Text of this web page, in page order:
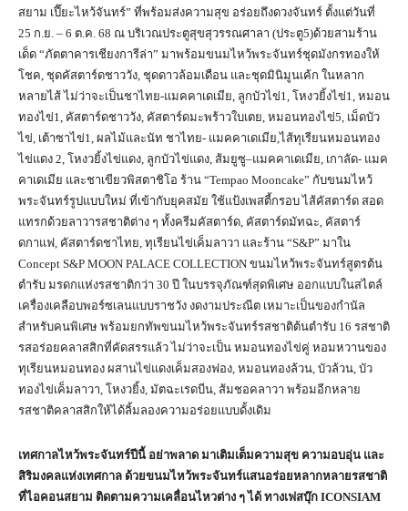
สยาม เปี๊ยะไหว้จันทร์” ที่พร้อมส่งความสุข อร่อยถึงดวงจันทร์ ตั้งแต่วันที่
25 ก.ย. – 6 ต.ค. 68 ณ บริเวณประตูสุขสุวรรณศาลา (ประตู5)ด้วยสามร้าน
เด็ด “ภัตตาคารเชียงการีล่า” มาพร้อมขนมไหว้พระจันทร์ชุดมังกรทองให้
โชค, ชุดคัสตาร์ดชาววัง, ชุดดาวล้อมเดือน และชุดมินิมูนเค้ก ในหลาก
หลายไส้ ไม่ว่าจะเป็นชาไทย-แมคคาเดเมีย, ลูกบัวไข่1, โหงวยิ้งไข่1, หมอน
ทองไข่1, คัสตาร์ดชาววัง, คัสตาร์ดมะพร้าวใบเตย, หมอนทองไข่5, เม็ดบัว
ไข่, เต้าซาไข่1, ผลไม้และนัท ชาไทย- แมคคาเดเมีย,ไส้ทุเรียนหมอนทอง
ไข่แดง 2, โหงวยิ้งไข่แดง, ลูกบัวไข่แดง, ส้มยูซู–แมคคาเดเมีย, เกาลัด- แมค
คาเดเมีย และชาเขียวพิสตาชิโอ ร้าน “Tempao Mooncake” กับขนมไหว้
พระจันทร์รูปแบบใหม่ ที่เข้ากับยุคสมัย ใช้แป้งเพสตี้กรอบ ไส้คัสตาร์ด สอด
แทรกด้วยลาวารสชาติต่าง ๆ ทั้งครีมคัสตาร์ด, คัสตาร์ดมัทฉะ, คัสตาร์
ดกาแฟ, คัสตาร์ดชาไทย, ทุเรียนไข่เค็มลาวา และร้าน “S&P” มาใน
Concept S&P MOON PALACE COLLECTION ขนมไหว้พระจันทร์สูตรต้น
ตำรับ มรดกแห่งรสชาติกว่า 30 ปี ในบรรจุภัณฑ์สุดพิเศษ ออกแบบในสไตล์
เครื่องเคลือบพอร์ซเลนแบบราชวัง งดงามประณีต เหมาะเป็นของกำนัล
สำหรับคนพิเศษ พร้อมยกทัพขนมไหว้พระจันทร์รสชาติต้นตำรับ 16 รสชาติ
รสอร่อยคลาสสิกที่คัดสรรแล้ว ไม่ว่าจะเป็น หมอนทองไข่คู่ หอมหวานของ
ทุเรียนหมอนทอง ผสานไข่แดงเค็มสองฟอง, หมอนทองล้วน, บัวล้วน, บัว
ทองไข่เค็มลาวา, โหงวยิ้ง, มัตฉะเรดบีน, ส้มชอคลาวา พร้อมอีกหลาย
รสชาติคลาสสิกให้ได้ลิ้มลองความอร่อยแบบดั้งเดิม
เทศกาลไหว้พระจันทร์ปีนี้ อย่าพลาด มาเติมเต็มความสุข ความอบอุ่น และ
สิริมงคลแห่งเทศกาล ด้วยขนมไหว้พระจันทร์แสนอร่อยหลากหลายรสชาติ
ที่ไอคอนสยาม ติดตามความเคลื่อนไหวต่าง ๆ ได้ ทางเฟสบุ๊ก ICONSIAM